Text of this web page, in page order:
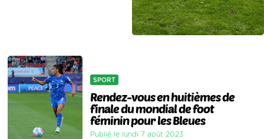
SPORT
Rendez-vous en huitièmes de
finale du mondial de foot
féminin pour les Bleues
Publié le lundi 7 août 2023